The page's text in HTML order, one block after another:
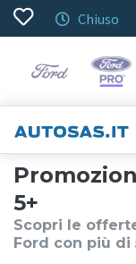
Chiuso
5+
Scopri le
Ford con più di